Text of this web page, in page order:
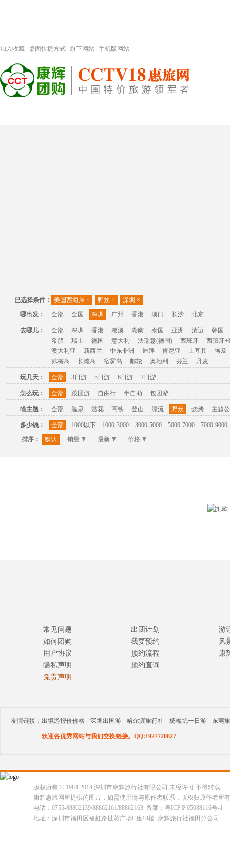
加入收藏 桌面快捷方式 旗下网站 手机版网站
已选择条件： 美国西海岸 × 野炊 × 深圳 ×
哪出发：
全部 全国 深圳 广州 香港 澳门 长沙 北京
去哪儿： 全部 深圳 香港 港澳 湖南 泰国 亚洲 清迈
韩国
希腊
瑞士 德国 意大利 法瑞意(德国) 西班牙
西班牙+
澳大利亚
新西兰 中东非洲 迪拜 肯尼亚 土耳其
埃及
苏梅岛
长滩岛 宿雾岛 邮轮 奥地利 芬兰 丹麦
玩几天： 全部 3日游 5日游 6日游 7日游
怎么玩： 全部 跟团游 自由行 半自助 包团游
啥主题： 全部 温泉 赏花 高铁 登山 漂流 野炊 烧烤 主题
多少钱： 全部 1000以下 1000-3000 3000-5000 5000-7000
7000-9000
排序：
默认 销量 最新 价格
常见问题
如何团购
用户协议
隐私声明
免责声明
出团计划
我要预约
预约流程
预约查询
游
风
康
友情链接： 出境游报价价格 深圳出国游 哈尔滨旅行社 杨梅坑一日游 东莞
欢迎各优秀网站与我们交换链接。QQ:1927720827
版权所有 © 1984-2014 深圳市康辉旅行社有限公司 未经许可 不得转载
康辉惠旅网所提供的图片，如需使用请与原作者联系，版权归原作者所
电话：0755-88862139/88862161/88862163 备案：粤ICP备05088116号-1
地址：深圳市福田区福虹路世贸广场C座18楼 康辉旅行社福田分公司